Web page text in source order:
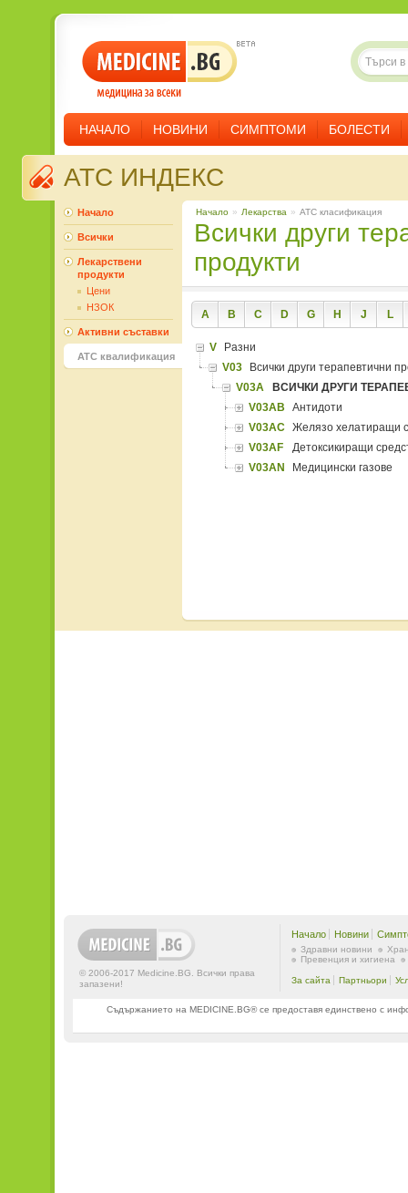
НАЧАЛО НОВИНИ СИМПТОМИ БОЛЕСТИ
ATC ИНДЕКС
Начало » Лекарства » ATC класификация
Всички други терапевтични
продукти
A B C D G H J L
V
Разни
V03
Всички други терапевтични
V03A
ВСИЧКИ ДРУГИ
V03AB
Антидоти
V03AC Желязо хелатиращи
V03AF
Детоксикиращи
V03AN
Медицински газове
Начало
Всички
Лекарствени
продукти
Цени
НЗОК
Активни съставки
ATC квалификация
© 2006-2017 Medicine.BG. Всички права
запазени!
Начало Новини
Здравни новини
Превенция и хигиена
За сайта Партньори
Съдържанието на MEDICINE.BG® се предоставя единствено с